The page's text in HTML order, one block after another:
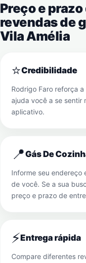
Preço e
revendas de
Vila Amélia
⭐Credibilidade
Rodrigo Faro reforça
ajuda você a se sentir
aplicativo.
📍Gás De
Informe seu endereço
de você. Se a sua
preço e prazo de
⚡Entrega rápida
Compare diferentes